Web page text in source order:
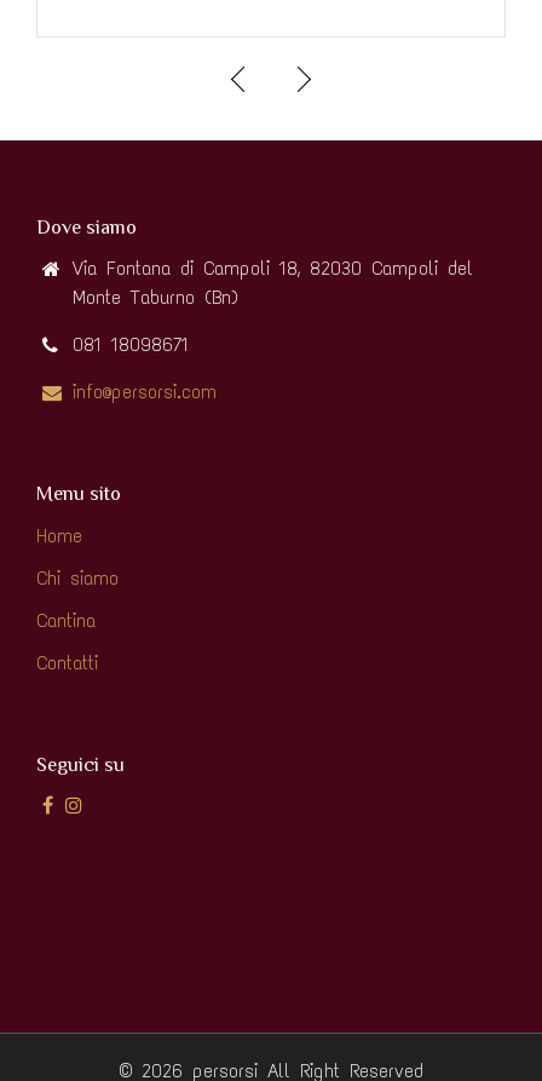
Dove siamo
Via Fontana di Campoli 18, 82030 Campoli del
Monte Taburno (Bn)
081 18098671
info@persorsi.com
Menu sito
Home
Chi siamo
Cantina
Contatti
Seguici su
© 2026 persorsi All Right Reserved